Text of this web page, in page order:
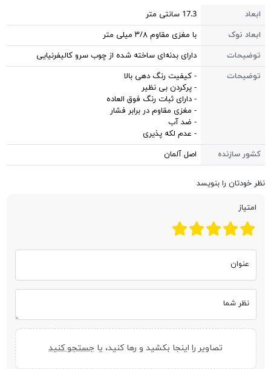
ابعاد
17.3 سانتی متر
ابعاد نوک
با مغزی مقاوم ۳/۸ میلی متر
توضیحات
دارای بدنه‌ای ساخته شده از چوب سرو کالیفرنیایی
توضیحات
- کیفیت رنگ دهی بالا
- پرکردن بی نظیر
- دارای ثبات رنگ فوق العاده
- مغزی مقاوم در برابر فشار
- ضد آب
- عدم لکه پذیری
کشور سازنده
اصل آلمان
نظر خودتان را بنویسد
امتیاز
عنوان
نظر شما
تصاویر را اینجا بکشید و رها کنید، یا جستجو کنید